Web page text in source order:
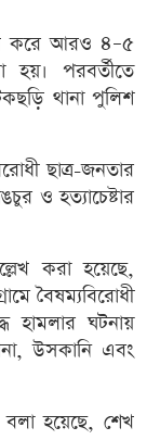
করে আরও ৪–৫
হয়। পরবর্তীতে
থানা পুলিশ
ছাত্র-জনতার
ও হত্যাচেষ্টার
করা হয়েছে,
বৈষম্যবিরোধী
হামলার ঘটনায়
উসকানি এবং
হয়েছে, শেখ